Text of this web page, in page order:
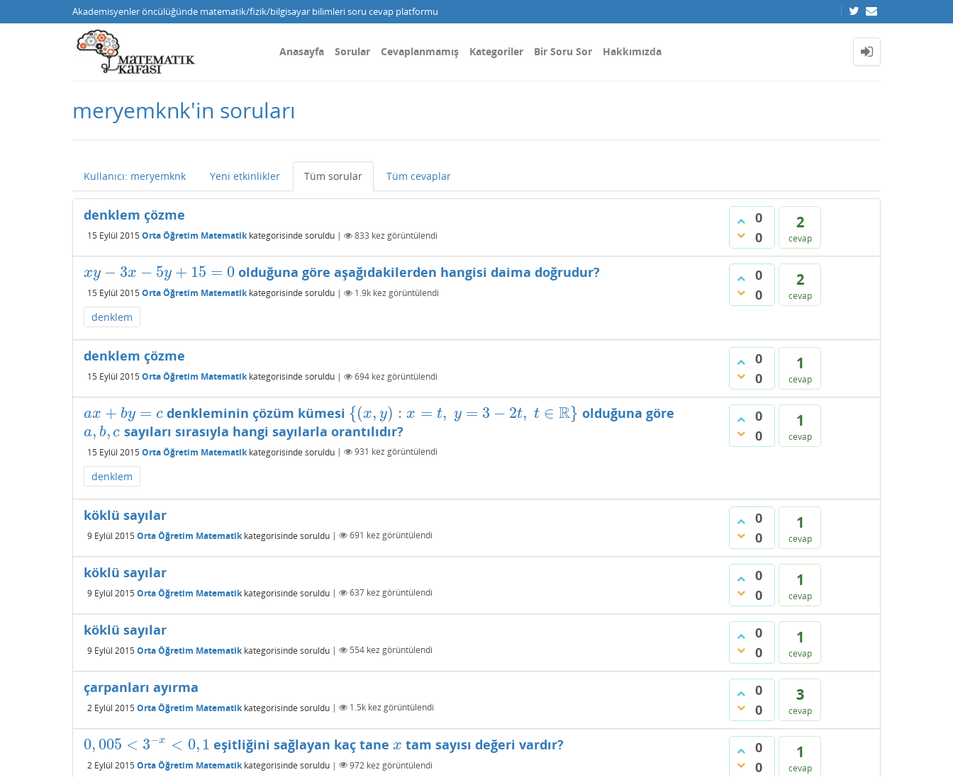
Akademisyenler öncülüğünde matematik/fizik/bilgisayar bilimleri soru cevap platformu
Anasayfa Sorular Cevaplanmamış Kategoriler Bir Soru Sor Hakkımızda
meryemknk'in soruları
Kullanıcı: meryemknk Yeni etkinlikler Tüm sorular Tüm cevaplar
0
0
2
cevap
denklem çözme
15 Eylül 2015 Orta Öğretim Matematikkategorisinde soruldu | 833 kez görüntülendi
0
0
2
cevap
xy − 3x − 5y + 15 = 0
xy− 3x −5y +15=0 olduğuna göre aşağıdakilerden hangisi daima doğrudur?
15 Eylül 2015 Orta Öğretim Matematikkategorisinde soruldu | 1.9k kez görüntülendi
denklem
0
0
1
cevap
denklem çözme
15 Eylül 2015 Orta Öğretim Matematikkategorisinde soruldu | 694 kez görüntülendi
0
0
1
cevap
ax + by = c
ax+ by =c denkleminin çözüm kümesi {(x, y) : x = t, y = 3 − 2t, t ∈ R}
{ x,y) :x= , y= 3− 2t, t∈ R} olduğuna göre
a, b, c
a,b,c sayıları sırasıyla hangi sayılarla orantılıdır?
15 Eylül 2015 Orta Öğretim Matematik kategorisinde soruldu | 931 kez görüntülendi
denklem
0
0
1
cevap
köklü sayılar
9 Eylül 2015 Orta Öğretim Matematik kategorisinde soruldu | 691 kez görüntülendi
0
0
1
cevap
köklü sayılar
9 Eylül 2015 Orta Öğretim Matematik kategorisinde soruldu | 637 kez görüntülendi
0
0
1
cevap
köklü sayılar
9 Eylül 2015 Orta Öğretim Matematik kategorisinde soruldu | 554 kez görüntülendi
0
0
3
cevap
çarpanları ayırma
2 Eylül 2015 Orta Öğretim Matematik kategorisinde soruldu | 1.5k kez görüntülendi
0
0
1
cevap
0,005 < 3−x < 0,1
0,005< 3−x <0,1 eşitliğini sağlayan kaç tanex
x tam sayısı değeri vardır?
2 Eylül 2015 Orta Öğretim Matematik kategorisinde soruldu | 972 kez görüntülendi